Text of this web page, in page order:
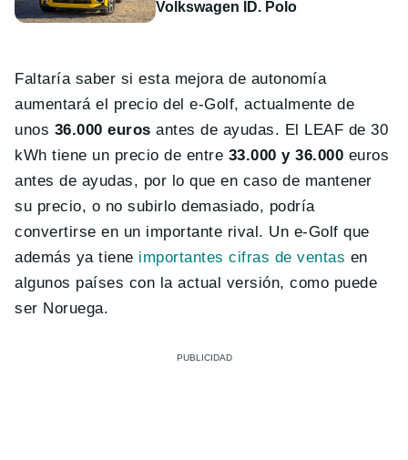
Volkswagen ID. Polo
Faltaría saber si esta mejora de autonomía
aumentará el precio del e-Golf, actualmente de
unos 36.000 euros antes de ayudas. El LEAF de 30
kWh tiene un precio de entre 33.000 y 36.000 euros
antes de ayudas, por lo que en caso de mantener
su precio, o no subirlo demasiado, podría
convertirse en un importante rival. Un e-Golf que
además ya tiene importantes cifras de ventas en
algunos países con la actual versión, como puede
ser Noruega.